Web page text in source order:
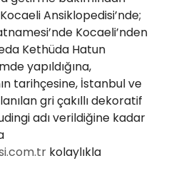
Ansiklopedisi’nde;
Kocaeli’nden
Kethüda Hatun
yapıldığına,
tarihçesine, İstanbul ve
gri çakıllı dekoratif
adı verildiğine kadar
kolaylıkla